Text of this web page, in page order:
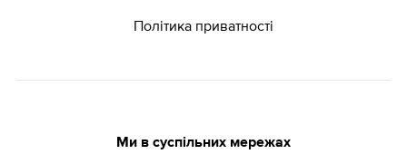
Політика приватності
Ми в суспільних мережах